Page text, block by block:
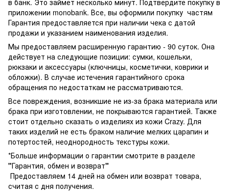
в банк. Это займет несколько минут. Подтвердите покупку в
приложении monobank. Все, вы оформили покупку частям
Гарантия предоставляется при наличии чека с датой
продажи и указанием наименования изделия.
Мы предоставляем расширенную гарантию - 90 суток. Она
действует на следующие позиции: сумки, кошельки,
рюкзаки и аксессуары (ключницы, косметички, коврики и
обложки). В случае истечения гарантийного срока
обращения по недостаткам не рассматриваются.
Все повреждения, возникшие не из-за брака материала или
брака при изготовлении, не покрываются гарантией. Также
стоит отдельно сказать о изделиях из кожи Crazy. Для
таких изделий не есть браком наличие мелких царапин и
потертостей, неоднородность текстуры кожи.
*Больше информации о гарантии смотрите в разделе
"Гарантия, обмен и возврат"
Предоставляем 14 дней на обмен или возврат товара,
считая с дня получения.